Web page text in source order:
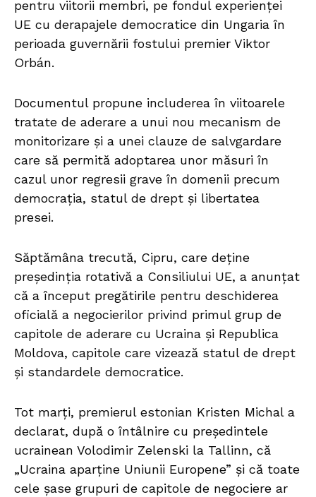
pentru viitorii membri, pe fondul experienței
UE cu derapajele democratice din Ungaria în
perioada guvernării fostului premier Viktor
Orbán.
Documentul propune includerea în viitoarele
tratate de aderare a unui nou mecanism de
monitorizare și a unei clauze de salvgardare
care să permită adoptarea unor măsuri în
cazul unor regresii grave în domenii precum
democrația, statul de drept și libertatea
presei.
Săptămâna trecută, Cipru, care deține
președinția rotativă a Consiliului UE, a anunțat
că a început pregătirile pentru deschiderea
oficială a negocierilor privind primul grup de
capitole de aderare cu Ucraina și Republica
Moldova, capitole care vizează statul de drept
și standardele democratice.
Tot marți, premierul estonian Kristen Michal a
declarat, după o întâlnire cu președintele
ucrainean Volodimir Zelenski la Tallinn, că
„Ucraina aparține Uniunii Europene” și că toate
cele șase grupuri de capitole de negociere ar